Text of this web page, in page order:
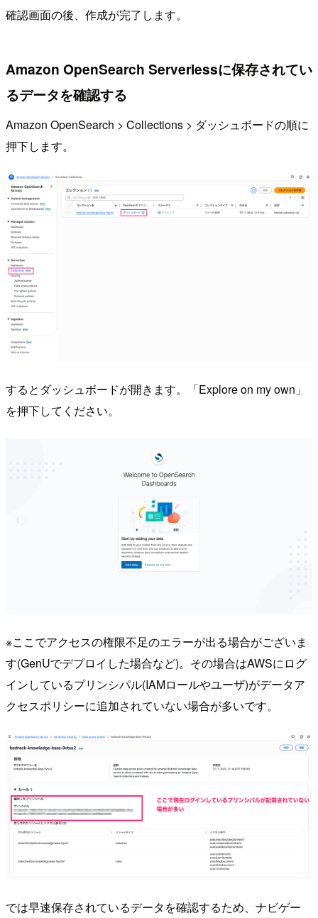
確認画面の後、作成が完了します。
Amazon OpenSearch Serverlessに保存されてい
るデータを確認する
Amazon OpenSearch > Collections > ダッシュボードの順に
押下します。
するとダッシュボードが開きます。「Explore on my own」
を押下してください。
※ここでアクセスの権限不足のエラーが出る場合がございま
す(GenUでデプロイした場合など)。その場合はAWSにログ
インしているプリンシパル(IAMロールやユーザ)がデータア
クセスポリシーに追加されていない場合が多いです。
では早速保存されているデータを確認するため、ナビゲー